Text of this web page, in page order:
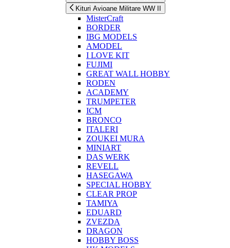
Kituri Avioane Militare WW II
MisterCraft
BORDER
IBG MODELS
AMODEL
I LOVE KIT
FUJIMI
GREAT WALL HOBBY
RODEN
ACADEMY
TRUMPETER
ICM
BRONCO
ITALERI
ZOUKEI MURA
MINIART
DAS WERK
REVELL
HASEGAWA
SPECIAL HOBBY
CLEAR PROP
TAMIYA
EDUARD
ZVEZDA
DRAGON
HOBBY BOSS